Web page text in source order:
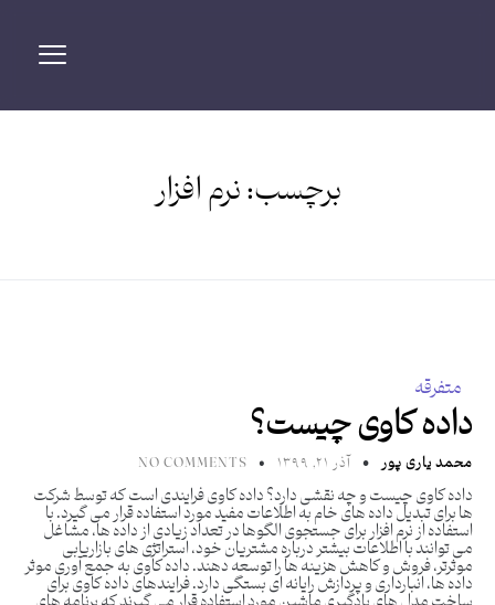
برچسب:نرم افزار
متفرقه
داده کاوی چیست؟
محمد یاری پور آذر ۲۱, ۱۳۹۹ NO COMMENTS
داده کاوی چیست و چه نقشی دارد؟ داده کاوی فرایندی است که توسط شرکت
ها برای تبدیل داده های خام به اطلاعات مفید مورد استفاده قرار می گیرد. با
استفاده از نرم افزار برای جستجوی الگوها در تعداد زیادی از داده ها، مشاغل
می توانند با اطلاعات بیشتر درباره مشتریان خود، استراتژی های بازاریابی
موثرتر، فروش و کاهش هزینه ها را توسعه دهند. داده کاوی به جمع آوری موثر
داده ها، انبارداری و پردازش رایانه ای بستگی دارد. فرایندهای داده کاوی برای